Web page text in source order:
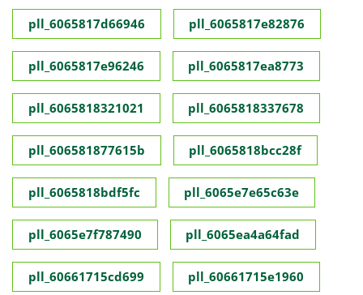
pll_6065817d66946 pll_6065817e82876
pll_6065817e96246 pll_6065817ea8773
pll_6065818321021 pll_6065818337678
pll_606581877615b pll_6065818bcc28f
pll_6065818bdf5fc pll_6065e7e65c63e
pll_6065e7f787490 pll_6065ea4a64fad
pll_60661715cd699 pll_60661715e1960